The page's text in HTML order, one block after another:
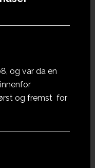
og var da en
og fremst for